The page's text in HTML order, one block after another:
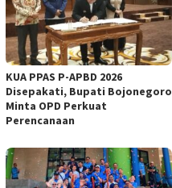
KUA PPAS P-APBD 2026
Disepakati, Bupati Bojonegoro
Minta OPD Perkuat
Perencanaan